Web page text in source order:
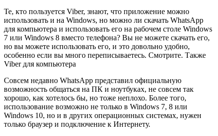
Те, кто пользуется Viber, знают, что приложение можно
использовать и на Windows, но можно ли скачать WhatsApp
для компьютера и использовать его на рабочем столе Windows
7 или Windows 8 вместо телефона? Вы не можете скачать его,
но вы можете использовать его, и это довольно удобно,
особенно если вы много переписываетесь. Смотрите. Также
Viber для компьютера
Совсем недавно WhatsApp представил официальную
возможность общаться на ПК и ноутбуках, не совсем так
хорошо, как хотелось бы, но тоже неплохо. Более того,
использование возможно не только в Windows 7, 8 или
Windows 10, но и в других операционных системах, нужен
только браузер и подключение к Интернету.